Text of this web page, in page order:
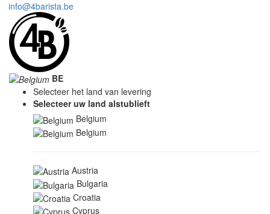
info@4barista.be
BE
Selecteer het land van levering
Selecteer uw land alstublieft
Belgium
Belgium
Austria
Bulgaria
Croatia
Cyprus